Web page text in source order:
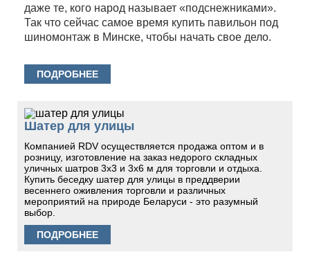
даже те, кого народ называет «подснежниками».
Так что сейчас самое время купить павильон под
шиномонтаж в Минске, чтобы начать свое дело.
ПОДРОБНЕЕ
Шатер для улицы
Компанией RDV осуществляется продажа оптом и в
розницу, изготовление на заказ недорого складных
уличных шатров 3х3 и 3х6 м для торговли и отдыха.
Купить беседку шатер для улицы в преддверии
весеннего оживления торговли и различных
мероприятий на природе Беларуси - это разумный
выбор.
ПОДРОБНЕЕ